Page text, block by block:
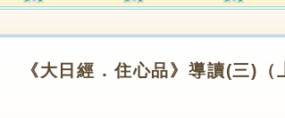
《大日經．住心品》導讀(三)（